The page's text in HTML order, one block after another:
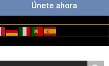
Únete ahora